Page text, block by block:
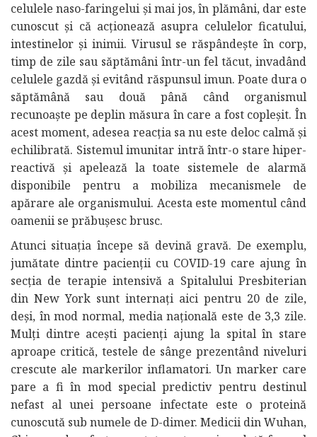
celulele naso-faringelui și mai jos, în plămâni, dar este
cunoscut și că acționează asupra celulelor ficatului,
intestinelor și inimii. Virusul se răspândește în corp,
timp de zile sau săptămâni într-un fel tăcut, invadând
celulele gazdă și evitând răspunsul imun. Poate dura o
săptămână sau două până când organismul
recunoaște pe deplin măsura în care a fost copleșit. În
acest moment, adesea reacția sa nu este deloc calmă și
echilibrată. Sistemul imunitar intră într-o stare hiper-
reactivă și apelează la toate sistemele de alarmă
disponibile pentru a mobiliza mecanismele de
apărare ale organismului. Acesta este momentul când
oamenii se prăbușesc brusc.
Atunci situația începe să devină gravă. De exemplu,
jumătate dintre pacienții cu COVID-19 care ajung în
secția de terapie intensivă a Spitalului Presbiterian
din New York sunt internați aici pentru 20 de zile,
deși, în mod normal, media națională este de 3,3 zile.
Mulți dintre acești pacienți ajung la spital în stare
aproape critică, testele de sânge prezentând niveluri
crescute ale markerilor inflamatori. Un marker care
pare a fi în mod special predictiv pentru destinul
nefast al unei persoane infectate este o proteină
cunoscută sub numele de D-dimer. Medicii din Wuhan,